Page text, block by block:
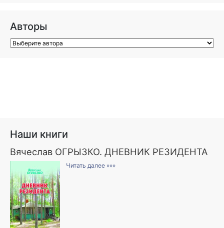
Авторы
Наши книги
Вячеслав ОГРЫЗКО. ДНЕВНИК РЕЗИДЕНТА
Читать далее »»»